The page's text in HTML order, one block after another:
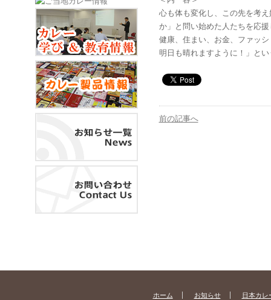
心も体も変化し、この先を考
か」と問い始めた人たちを応
健康、住まい、お金、ファッ
明日も晴れますように！」と
前の記事へ
ホーム お知らせ 日本カレ